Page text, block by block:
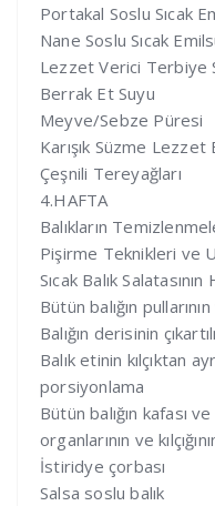
Portakal Soslu Sıcak
Nane Soslu Sıcak
Lezzet Verici Terbiye
Berrak Et Suyu
Meyve/Sebze Püresi
Karışık Süzme Lezzet
Çeşnili Tereyağları
4.HAFTA
Balıkların
Pişirme Teknikleri ve
Sıcak Balık Salatasının
Bütün balığın
Balığın derisinin
Balık etinin kılçıktan
porsiyonlama
Bütün balığın kafası
organlarının ve
İstiridye çorbası
Salsa soslu balık